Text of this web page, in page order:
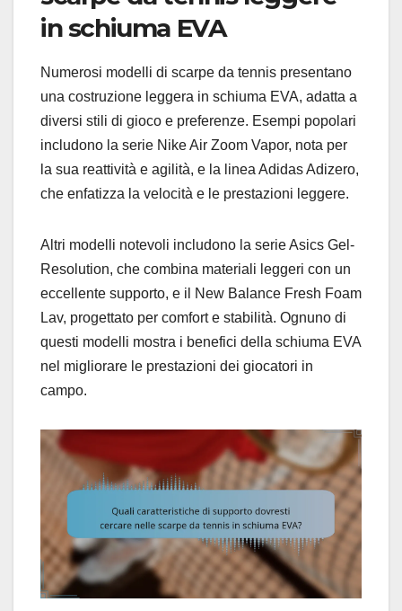
in schiuma EVA
Numerosi modelli di scarpe da tennis presentano
una costruzione leggera in schiuma EVA, adatta a
diversi stili di gioco e preferenze. Esempi popolari
includono la serie Nike Air Zoom Vapor, nota per
la sua reattività e agilità, e la linea Adidas Adizero,
che enfatizza la velocità e le prestazioni leggere.
Altri modelli notevoli includono la serie Asics Gel-
Resolution, che combina materiali leggeri con un
eccellente supporto, e il New Balance Fresh Foam
Lav, progettato per comfort e stabilità. Ognuno di
questi modelli mostra i benefici della schiuma EVA
nel migliorare le prestazioni dei giocatori in
campo.